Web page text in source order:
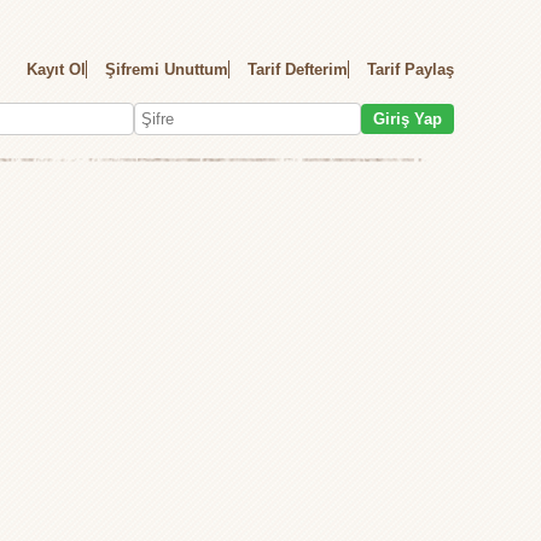
Kayıt Ol Şifremi Unuttum Tarif Defterim Tarif Paylaş
Giriş Yap